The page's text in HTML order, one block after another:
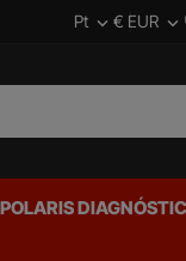
Pt  € EUR 